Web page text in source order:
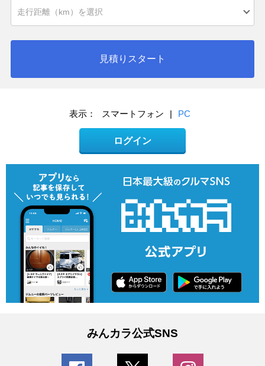
見積りスタート
表示： スマートフォン | PC
ログイン
みんカラ公式SNS